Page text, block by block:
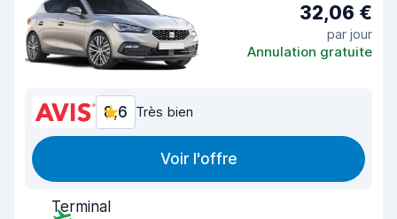
32,06 €
par jour
Annulation gratuite
8,6 Très bien
Voir l'offre
Terminal